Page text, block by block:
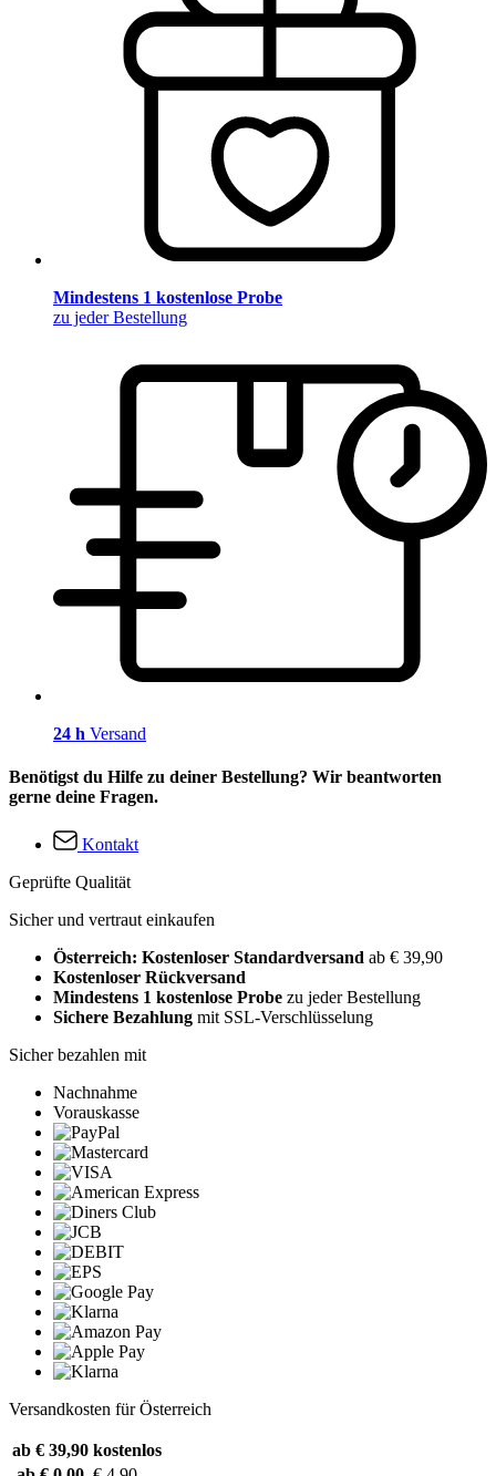
Mindestens 1 kostenlose Probe
zu jeder Bestellung
24 h Versand
Benötigst du Hilfe zu deiner Bestellung? Wir beantworten
gerne deine Fragen.
Kontakt
Geprüfte Qualität
Sicher und vertraut einkaufen
Österreich: Kostenloser Standardversand ab € 39,90
Kostenloser Rückversand
Mindestens 1 kostenlose Probe zu jeder Bestellung
Sichere Bezahlung mit SSL-Verschlüsselung
Sicher bezahlen mit
Nachnahme
Vorauskasse
Versandkosten für Österreich
ab € 39,90 kostenlos